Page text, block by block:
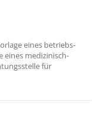
eines betriebs-
eines medizinisch-
für